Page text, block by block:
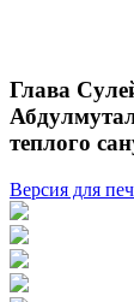
Глава
теплого
Версия для